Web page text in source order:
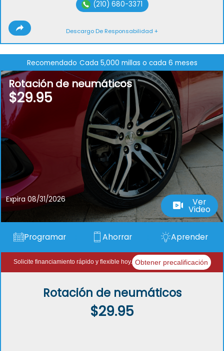
(210) 680-3371
Descargo De Responsabilidad +
Recomendado Cada 5,000 millas o cada 6 meses
Rotación de neumáticos
$29.95
Expira 08/31/2026 Ver
Video
Programar Ahorrar Aprender
Solicite financiamiento rápido y flexible hoy. Obtener precalificación
Rotación de neumáticos
$29.95